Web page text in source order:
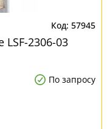
57945
LSF-2306-03
По запросу